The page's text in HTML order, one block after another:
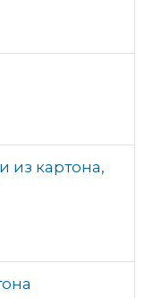
из картона,